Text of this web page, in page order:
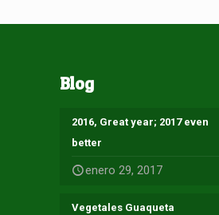
Blog
2016, Great year; 2017 even
better
enero 29, 2017
Vegetales Guaqueta